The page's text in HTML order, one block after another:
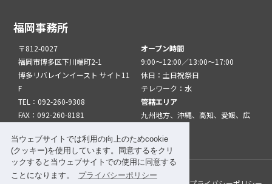
当ウェブサイトでは利用の向上のためcookie
(クッキー)を使用しています。同意するをクリ
ックすると当ウェブサイトでの使用に同意する
ことになります。
プライバシーポリシー
福岡事務所
〒812-0027
福岡市博多区下川端町2-1
博多リバレインイースト サイト11
F
TEL：092-260-9308
FAX：092-260-8181
オープン時間
9:00～12:00／13:00～17:00
休日：土日祝祭日
テレワーク：水
管轄エリア
九州地方、沖縄、高知、愛媛、広